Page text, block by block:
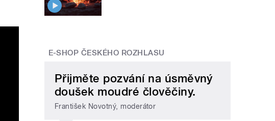
E-SHOP ČESKÉHO ROZHLASU
Přijměte pozvání na úsměvný
doušek moudré člověčiny.
František Novotný, moderátor